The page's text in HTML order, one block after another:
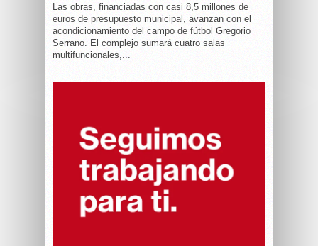
Las obras, financiadas con casi 8,5 millones de
euros de presupuesto municipal, avanzan con el
acondicionamiento del campo de fútbol Gregorio
Serrano. El complejo sumará cuatro salas
multifuncionales,...